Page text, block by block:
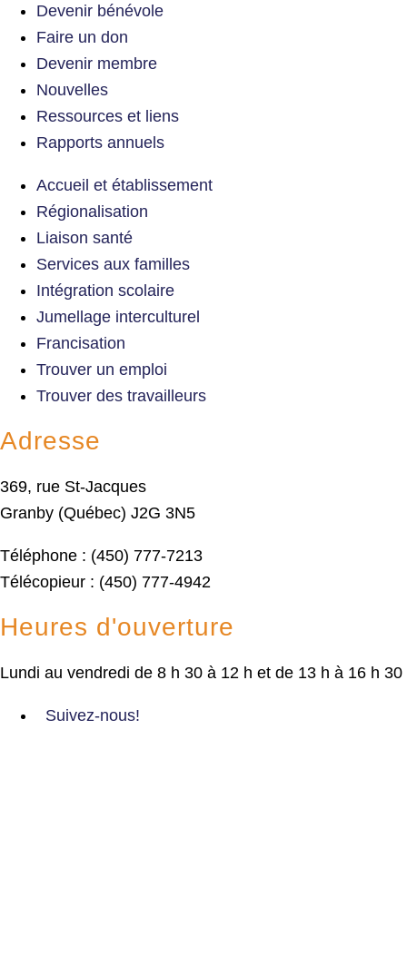
Devenir bénévole
Faire un don
Devenir membre
Nouvelles
Ressources et liens
Rapports annuels
Accueil et établissement
Régionalisation
Liaison santé
Services aux familles
Intégration scolaire
Jumellage interculturel
Francisation
Trouver un emploi
Trouver des travailleurs
Adresse
369, rue St-Jacques
Granby (Québec) J2G 3N5
Téléphone : (450) 777-7213
Télécopieur : (450) 777-4942
Heures d'ouverture
Lundi au vendredi de 8 h 30 à 12 h et de 13 h à 16 h 30
Suivez-nous!